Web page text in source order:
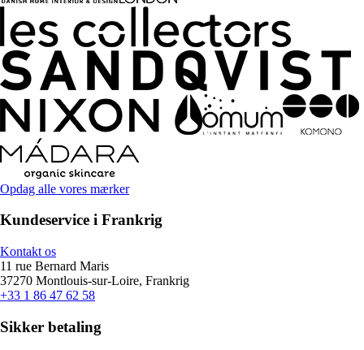
Opdag alle vores mærker
Kundeservice i Frankrig
Kontakt os
11 rue Bernard Maris
37270 Montlouis-sur-Loire, Frankrig
+33 1 86 47 62 58
Sikker betaling